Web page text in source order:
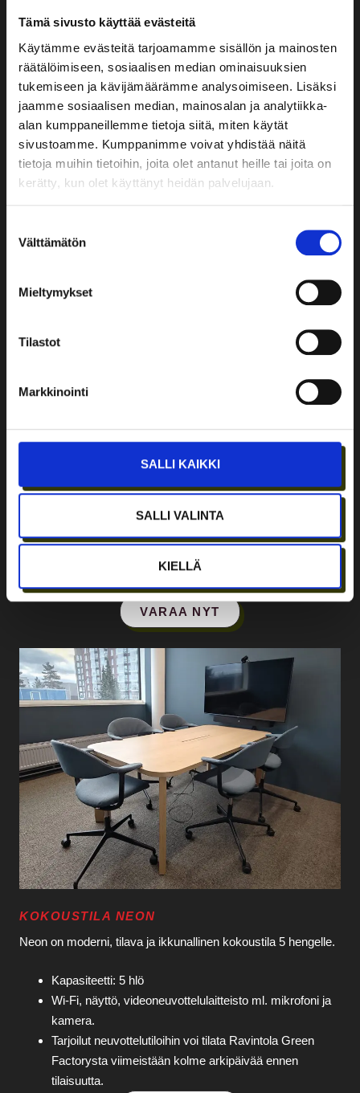
Tämä sivusto käyttää evästeitä
Käytämme evästeitä tarjoamamme sisällön ja mainosten
räätälöimiseen, sosiaalisen median ominaisuuksien
tukemiseen ja kävijämäärämme analysoimiseen. Lisäksi
jaamme sosiaalisen median, mainosalan ja analytiikka-
alan kumppaneillemme tietoja siitä, miten käytät
sivustoamme. Kumppanimme voivat yhdistää näitä
tietoja muihin tietoihin, joita olet antanut heille tai joita on
kerätty, kun olet käyttänyt heidän palvelujaan.
valinta
Välttämätön
Mieltymykset
Tilastot
Markkinointi
SALLI KAIKKI
SALLI VALINTA
KIELLÄ
Tarjoilut neuvottelutiloihin voi tilata Ravintola Green
Factorysta viimeistään kolme arkipäivää ennen
tilaisuutta.
KOKOUSTILA KSENON
Ksenon on moderni, tilava ja ikkunallinen kokoustila 9
hengelle.
Kapasiteetti: 9 hlö
Tarjoilut neuvottelutiloihin voi tilata Ravintola Green
Factorysta viimeistään kolme arkipäivää ennen
tilaisuutta.
VARAA NYT
KOKOUSTILA NEON
Neon on moderni, tilava ja ikkunallinen kokoustila 5 hengelle.
Kapasiteetti: 5 hlö
Wi‑Fi, näyttö, videoneuvottelulaitteisto ml. mikrofoni ja
kamera.
Tarjoilut neuvottelutiloihin voi tilata Ravintola Green
Factorysta viimeistään kolme arkipäivää ennen
tilaisuutta.